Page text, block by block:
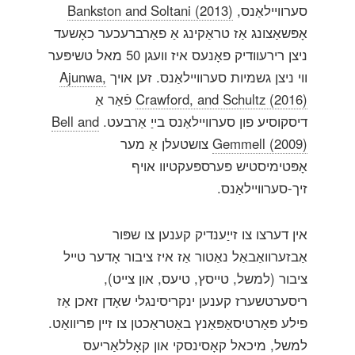
סערוויילאַנס, Bankston and Soltani (2013)
אָפּשאַצונג אַז טראַקינג אַ פאַרברעכער כאָשעד
ניצן רירעוודיק פאָנעס איז וועגן 50 מאל טשיפּער
ווי ניצן גשמיות סערוויילאַנס. זען אויך Ajunwa,
Crawford, and Schultz (2016) פֿאַר אַ
דיסקוסיע פון ​​סערוויילאַנס בייַ אַרבעט. Bell and
Gemmell (2009) צושטעלן אַ מער
אָפּטימיסטיש פּערספּעקטיוו אויף
זיך-סערוויילאַנס.
אין דערצו צו זייַענדיק קענען צו שפּור
אַבזערוואַבאַל נאַטור אַז איז ציבור אָדער טייל
ציבור (למשל, טייסץ, טיעס, און צייט),
ריסערטשערז קענען ינקריסינגלי שאָדן זאכן אַז
פילע פּאַרטיסאַפּאַנץ באַטראַכטן צו זיין פּריוואַט.
למשל, מיכאל קאָסינסקי און קאָללאַריעס